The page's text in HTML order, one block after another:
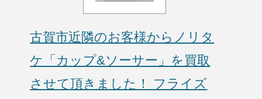
古賀市近隣のお客様からノリタ
ケ「カップ&ソーサー」を買取
させて頂きました！ フライズ